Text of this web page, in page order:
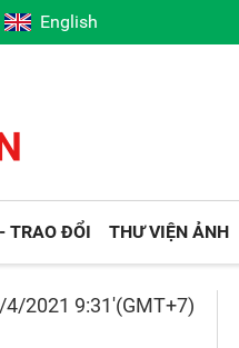
English
TRAO ĐỔI THƯ VIỆN ẢNH
4/2021 9:31'(GMT+7)